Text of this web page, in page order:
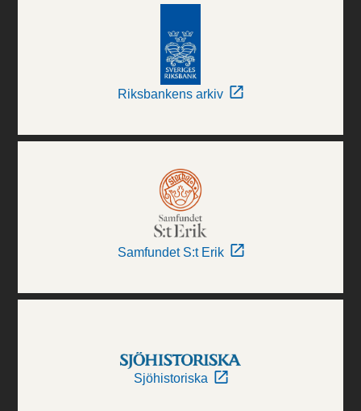
Riksbankens arkiv
Samfundet S:t Erik
Sjöhistoriska